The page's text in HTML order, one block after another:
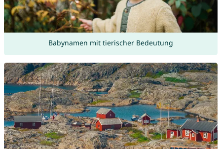
Babynamen mit tierischer Bedeutung